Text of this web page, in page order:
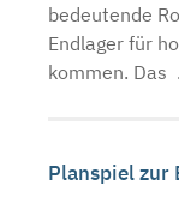
bedeutende
Endlager für
kommen. Das
Planspiel zur